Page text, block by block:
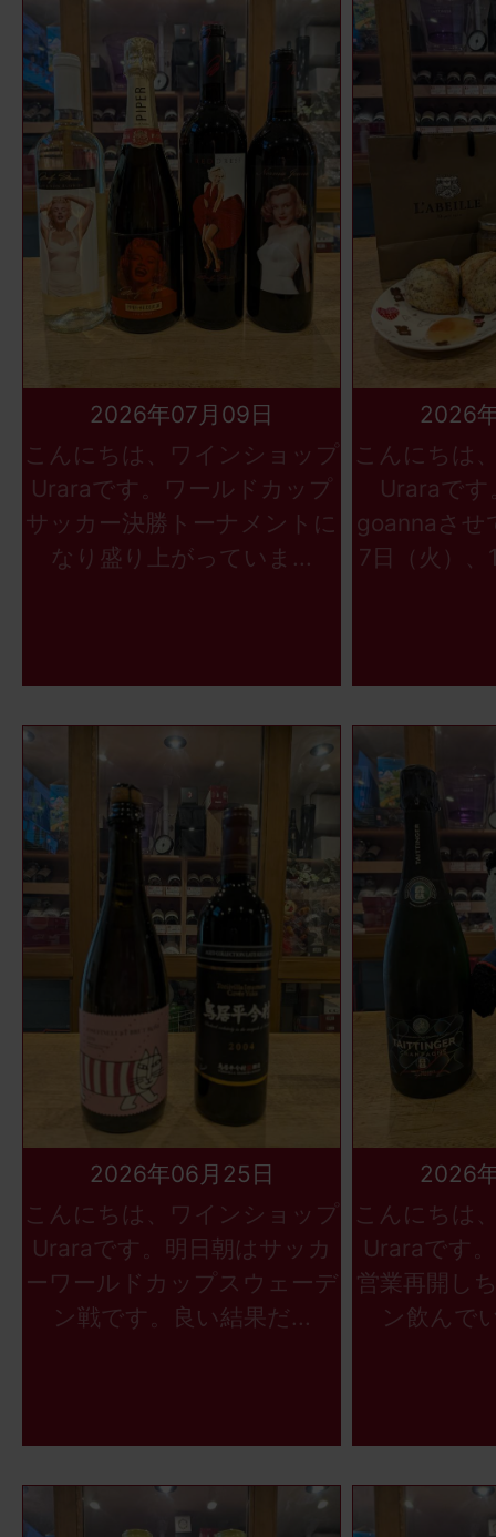
2026年07月09日
こんにちは、ワインショップ
Uraraです。ワールドカップ
サッカー決勝トーナメントに
なり盛り上がっていま...
2026
こんにちは
Uraraです
goannaさせ
7日（火）
2026年06月25日
こんにちは、ワインショップ
Uraraです。明日朝はサッカ
ーワールドカップスウェーデ
ン戦です。良い結果だ...
2026
こんにちは
Uraraです
営業再開し
ン飲んで